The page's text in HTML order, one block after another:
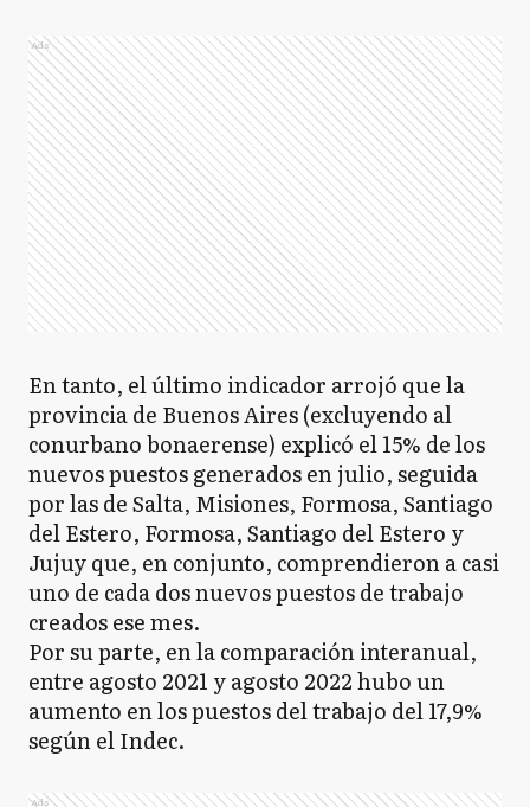
Ads
En tanto, el último indicador arrojó que la
provincia de Buenos Aires (excluyendo al
conurbano bonaerense) explicó el 15% de los
nuevos puestos generados en julio, seguida
por las de Salta, Misiones, Formosa, Santiago
del Estero, Formosa, Santiago del Estero y
Jujuy que, en conjunto, comprendieron a casi
uno de cada dos nuevos puestos de trabajo
creados ese mes.
Por su parte, en la comparación interanual,
entre agosto 2021 y agosto 2022 hubo un
aumento en los puestos del trabajo del 17,9%
según el Indec.
Ads